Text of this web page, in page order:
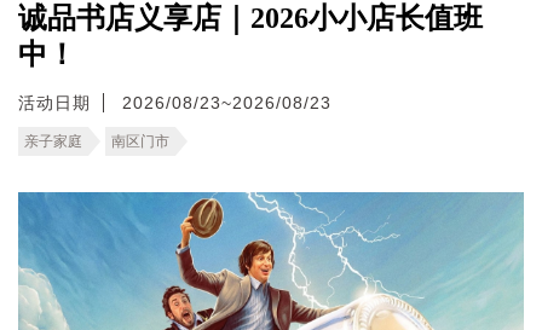
诚品书店义享店｜2026小小店长值班
中！
活动日期 2026/08/23~2026/08/23
亲子家庭 南区门市